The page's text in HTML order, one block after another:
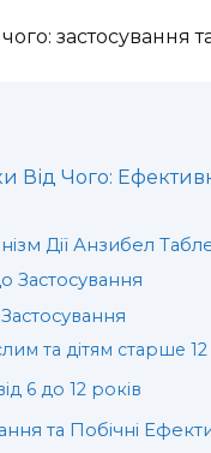
Від Чого:
Дії Анзибел
Застосування
Застосування
та дітям старше 12
6 до 12 років
та Побічні